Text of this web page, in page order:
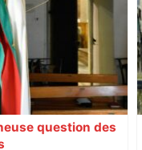
question des